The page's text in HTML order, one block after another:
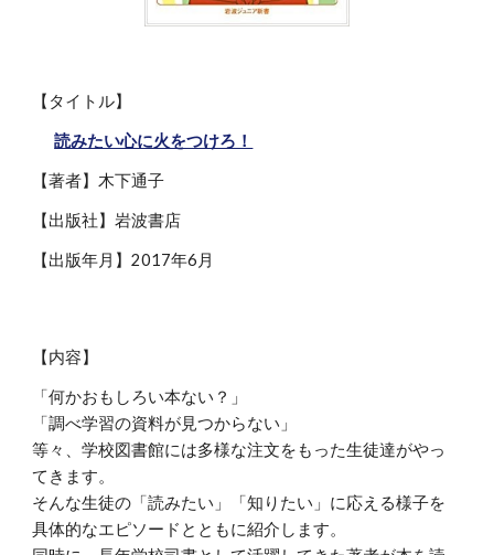
【タイトル】
読みたい心に火をつけろ！
【著者】木下通子
【出版社】岩波書店
【出版年月】2017年6月
【内容】
「何かおもしろい本ない？」
「調べ学習の資料が見つからない」
等々、学校図書館には多様な注文をもった生徒達がやっ
てきます。
そんな生徒の「読みたい」「知りたい」に応える様子を
具体的なエピソードとともに紹介します。